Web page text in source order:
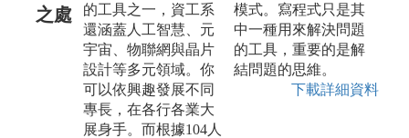
之處
的工具之一，資工系
還涵蓋人工智慧、元
宇宙、物聯網與晶片
設計等多元領域。你
可以依興趣發展不同
專長，在各行各業大
展身手。而根據104人
模式。寫程式只是其
中一種用來解決問題
的工具，重要的是解
結問題的思維。
下載詳細資料